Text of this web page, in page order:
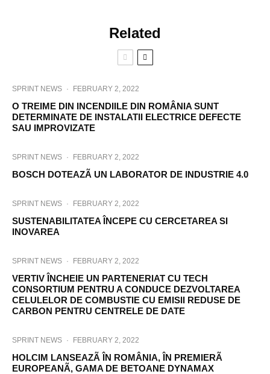
Related
SPRINT NEWS · FEBRUARY 2, 2022
O TREIME DIN INCENDIILE DIN ROMÂNIA SUNT
DETERMINATE DE INSTALATII ELECTRICE DEFECTE
SAU IMPROVIZATE
SPRINT NEWS · FEBRUARY 2, 2022
BOSCH DOTEAZÃ UN LABORATOR DE INDUSTRIE 4.0
SPRINT NEWS · FEBRUARY 2, 2022
SUSTENABILITATEA ÎNCEPE CU CERCETAREA SI
INOVAREA
SPRINT NEWS · FEBRUARY 2, 2022
VERTIV ÎNCHEIE UN PARTENERIAT CU TECH
CONSORTIUM PENTRU A CONDUCE DEZVOLTAREA
CELULELOR DE COMBUSTIE CU EMISII REDUSE DE
CARBON PENTRU CENTRELE DE DATE
SPRINT NEWS · FEBRUARY 2, 2022
HOLCIM LANSEAZÃ ÎN ROMÂNIA, ÎN PREMIERÃ
EUROPEANÃ, GAMA DE BETOANE DYNAMAX